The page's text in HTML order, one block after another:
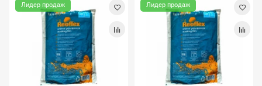
Лидер продаж Лидер продаж